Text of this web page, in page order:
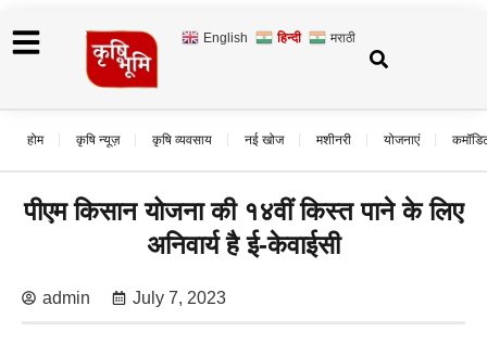
English हिन्दी मराठी
होम कृषि न्यूज़ कृषि व्यवसाय नई खोज मशीनरी योजनाएं
पीएम किसान योजना की १४वीं किस्त पाने के लिए
अनिवार्य है ई-केवाईसी
admin July 7, 2023